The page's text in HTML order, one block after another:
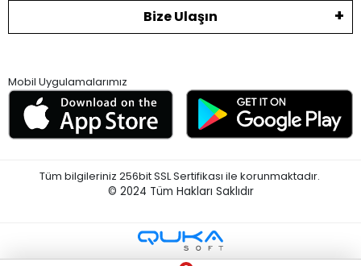
Bize Ulaşın
Mobil Uygulamalarımız
Tüm bilgileriniz 256bit SSL Sertifikası ile korunmaktadır.
© 2024 Tüm Hakları Saklıdır